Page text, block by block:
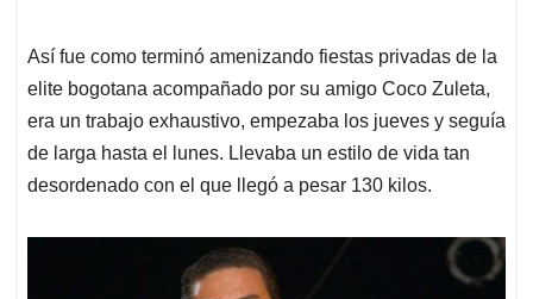
Así fue como terminó amenizando fiestas privadas de la
elite bogotana acompañado por su amigo Coco Zuleta,
era un trabajo exhaustivo, empezaba los jueves y seguía
de larga hasta el lunes. Llevaba un estilo de vida tan
desordenado con el que llegó a pesar 130 kilos.